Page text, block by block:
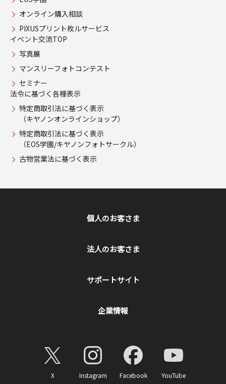
オンライン購入相談
PIXUSプリント枚ルサービス
イベント交流TOP
写真展
マンスリーフォトコンテスト
セミナー
法令に基づく各種表示
特定商取引法に基づく表示
（キヤノンオンラインショップ）
特定商取引法に基づく表示
（EOS学園/キヤノンフォトサークル）
古物営業法に基づく表示
個人のお客さま
法人のお客さま
サポートサイト
企業情報
X Instagram Facebook YouTube